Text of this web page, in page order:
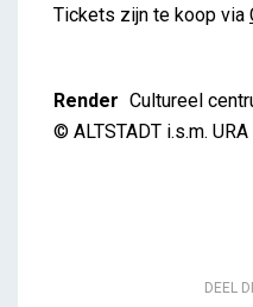
Tickets zijn te koop via
Render Cultureel
© ALTSTADT i.s.m. URA
DEEL